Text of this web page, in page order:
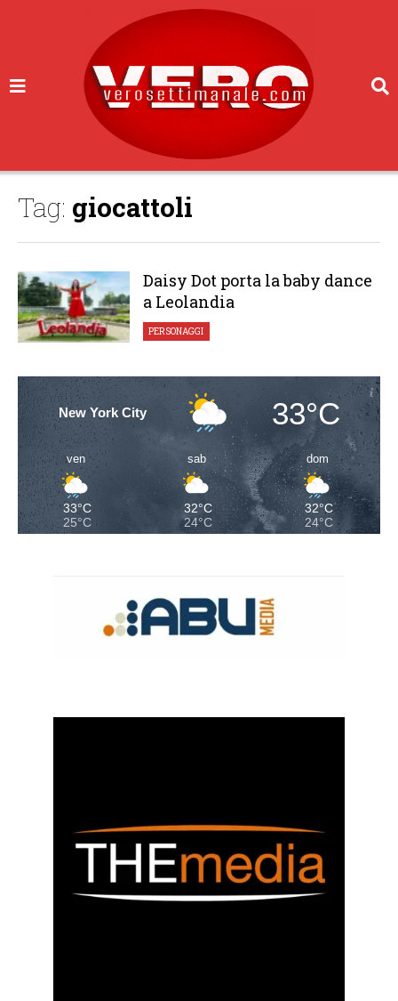
Tag: giocattoli
Daisy Dot porta la baby dance
a Leolandia
PERSONAGGI
New York City 33°C
ven
33°C
25°C
sab
32°C
24°C
dom
32°C
24°C